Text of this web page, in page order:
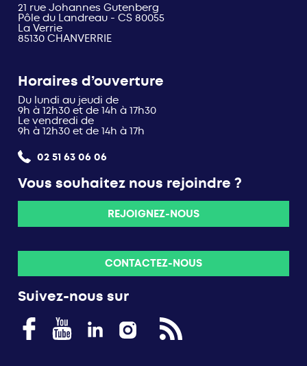
21 rue Johannes Gutenberg
Pôle du Landreau - CS 80055
La Verrie
85130 CHANVERRIE
Horaires d’ouverture
Du lundi au jeudi de
9h à 12h30 et de 14h à 17h30
Le vendredi de
9h à 12h30 et de 14h à 17h
02 51 63 06 06
Vous souhaitez nous rejoindre ?
REJOIGNEZ-NOUS
CONTACTEZ-NOUS
Suivez-nous sur